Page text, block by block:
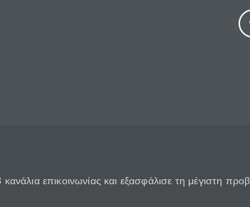
επικοινωνίας και εξασφάλισε τη μέγιστη